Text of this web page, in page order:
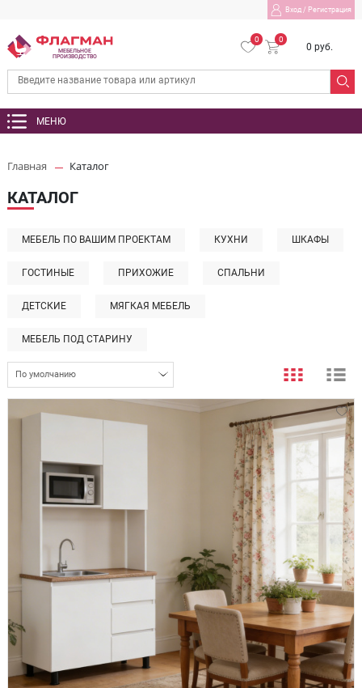
Вход/ Регистрация
МЕБЕЛЬНОЕ
ПРОИЗВОДСТВО
0 0
0 руб.
МЕНЮ
Главная Каталог
КАТАЛОГ
МЕБЕЛЬ ПО ВАШИМ ПРОЕКТАМ КУХНИ ШКАФЫ
ГОСТИНЫЕ ПРИХОЖИЕ СПАЛЬНИ
ДЕТСКИЕ МЯГКАЯ МЕБЕЛЬ
МЕБЕЛЬ ПОД СТАРИНУ
По умолчанию